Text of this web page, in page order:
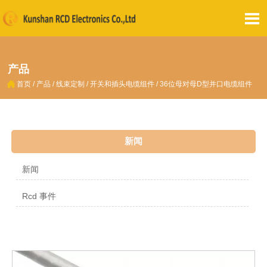

产品
 首页 / 产品 /线束定制 /开关和插头电缆组件 /36位母对母D型并口电缆组件
新闻
新闻
Rcd 事件